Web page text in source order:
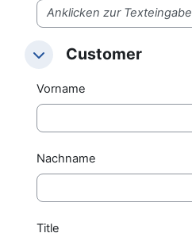
Anklicken zur Texteingabe
Customer
CustomerCustomer
Vorname
Nachname
Title